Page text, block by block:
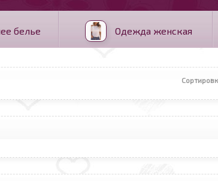
белье Одежда женская